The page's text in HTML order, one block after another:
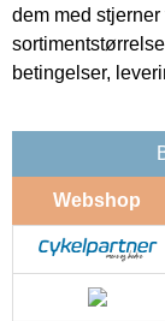
dem med
betingelser,
Webshop